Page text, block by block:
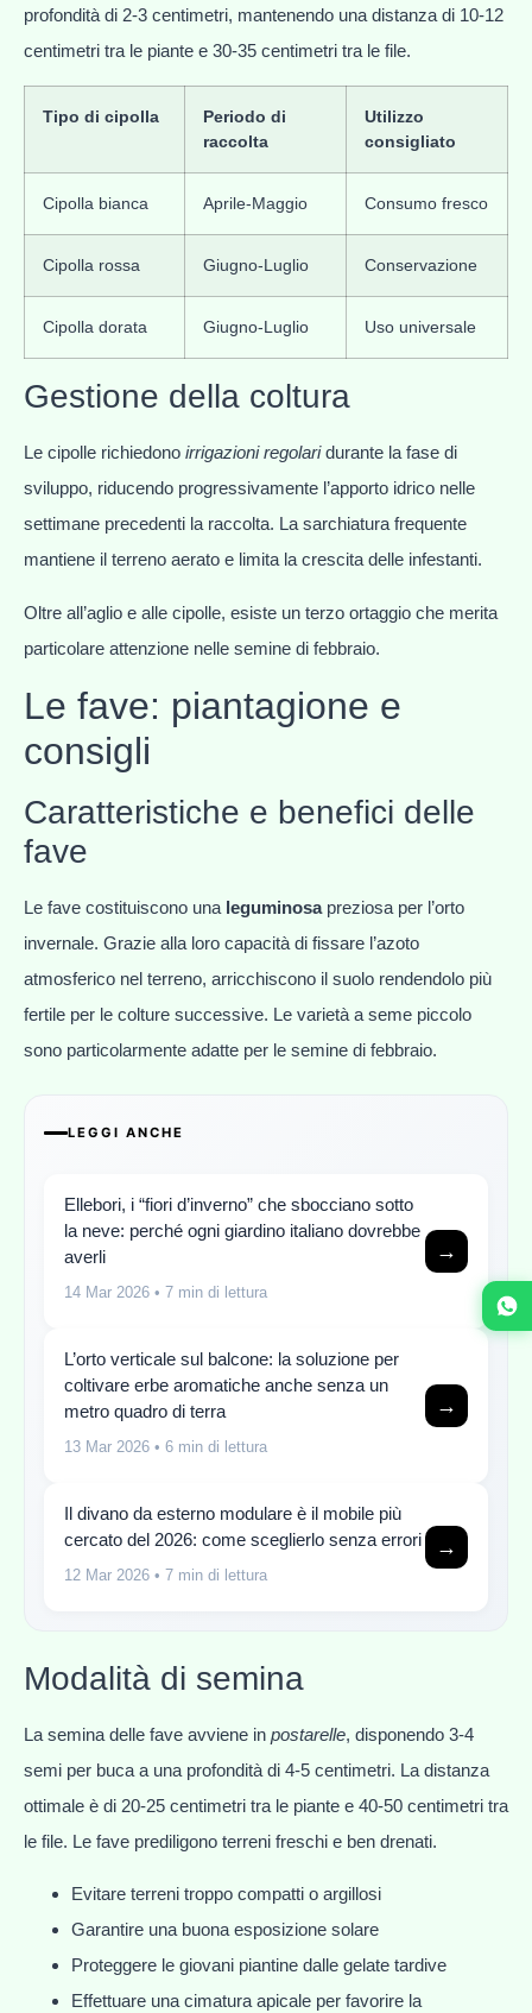
profondità di 2-3 centimetri, mantenendo una distanza di 10-12
centimetri tra le piante e 30-35 centimetri tra le file.
Tipo di cipolla
Periodo di
raccolta
Utilizzo
consigliato
Cipolla bianca Aprile-Maggio Consumo fresco
Cipolla rossa Giugno-Luglio Conservazione
Cipolla dorata Giugno-Luglio Uso universale
Gestione della coltura
Le cipolle richiedono irrigazioni regolaridurante la fase di
sviluppo, riducendo progressivamente l’apporto idrico nelle
settimane precedenti la raccolta. La sarchiatura frequente
mantiene il terreno aerato e limita la crescita delle infestanti.
Oltre all’aglio e alle cipolle, esiste un terzo ortaggio che merita
particolare attenzione nelle semine di febbraio.
Le fave: piantagione e
consigli
Caratteristiche e benefici delle
fave
Le fave costituiscono una leguminosapreziosa per l’orto
invernale. Grazie alla loro capacità di fissare l’azoto
atmosferico nel terreno, arricchiscono il suolo rendendolo più
fertile per le colture successive. Le varietà a seme piccolo
sono particolarmente adatte per le semine di febbraio.
LEGGI ANCHE
Ellebori, i “fiori d’inverno” che sbocciano sotto
la neve: perché ogni giardino italiano dovrebbe
averli
14 Mar 2026 • 7 min di lettura
→
L’orto verticale sul balcone: la soluzione per
coltivare erbe aromatiche anche senza un
metro quadro di terra
13 Mar 2026 • 6 min di lettura
→
Il divano da esterno modulare è il mobile più
cercato del 2026: come sceglierlo senza errori
12 Mar 2026 • 7 min di lettura
→
Modalità di semina
La semina delle fave avviene in postarelle, disponendo 3-4
semi per buca a una profondità di 4-5 centimetri. La distanza
ottimale è di 20-25 centimetri tra le piante e 40-50 centimetri tra
le file. Le fave prediligono terreni freschi e ben drenati.
Evitare terreni troppo compatti o argillosi
Garantire una buona esposizione solare
Proteggere le giovani piantine dalle gelate tardive
Effettuare una cimatura apicale per favorire la